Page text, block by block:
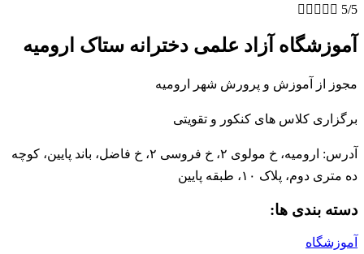
     5/5
آموزشگاه آزاد علمی دخترانه ستاک ارومیه
مجوز از آموزش و پرورش شهر ارومیه
برگزاری کلاس های کنکور و تقویتی
آدرس: ارومیه، خ مولوی ۲، خ فروسی ۲، خ فاضل، باند پایین، کوچه
ده متری دوم، پلاک ۱۰، طبقه پایین
دسته بندی ها:
آموزشگاه